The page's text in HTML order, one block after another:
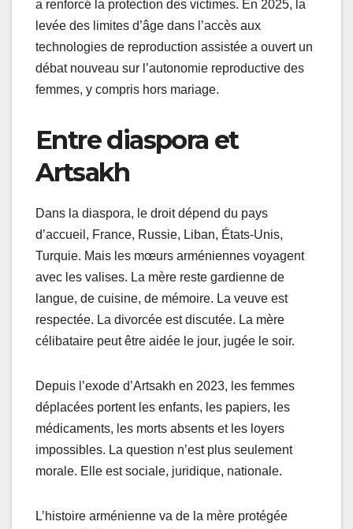
a renforcé la protection des victimes. En 2025, la
levée des limites d’âge dans l’accès aux
technologies de reproduction assistée a ouvert un
débat nouveau sur l’autonomie reproductive des
femmes, y compris hors mariage.
Entre diaspora et
Artsakh
Dans la diaspora, le droit dépend du pays
d’accueil, France, Russie, Liban, États-Unis,
Turquie. Mais les mœurs arméniennes voyagent
avec les valises. La mère reste gardienne de
langue, de cuisine, de mémoire. La veuve est
respectée. La divorcée est discutée. La mère
célibataire peut être aidée le jour, jugée le soir.
Depuis l’exode d’Artsakh en 2023, les femmes
déplacées portent les enfants, les papiers, les
médicaments, les morts absents et les loyers
impossibles. La question n’est plus seulement
morale. Elle est sociale, juridique, nationale.
L’histoire arménienne va de la mère protégée